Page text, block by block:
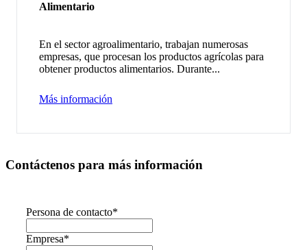
Alimentario
En el sector agroalimentario, trabajan numerosas
empresas, que procesan los productos agrícolas para
obtener productos alimentarios. Durante...
Más información
Contáctenos para más información
Persona de contacto*
Empresa*